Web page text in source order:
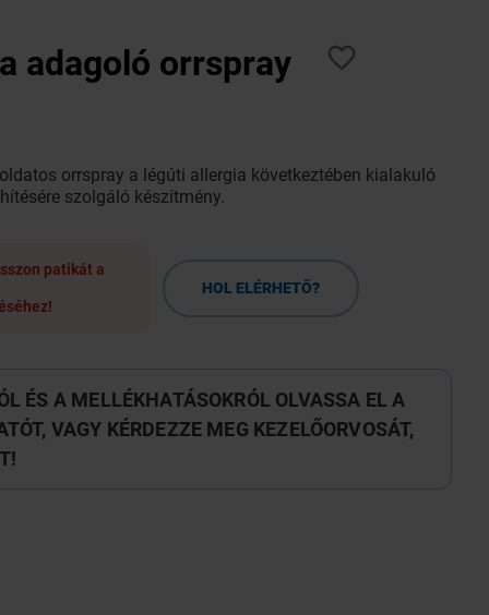
adagoló orrspray
orrspray a légúti allergia következtében kialakuló
szolgáló készítmény.
patikát a
HOL ELÉRHETŐ?
ÉS A MELLÉKHATÁSOKRÓL OLVASSA EL A
VAGY KÉRDEZZE MEG KEZELŐORVOSÁT,